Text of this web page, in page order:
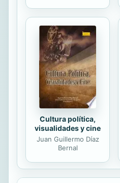
Cultura política,
visualidades y cine
Juan Guillermo Díaz
Bernal